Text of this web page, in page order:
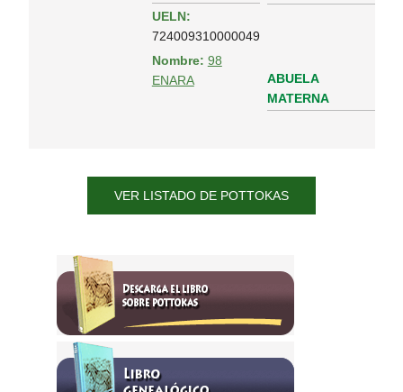
UELN:
724009310000049
Nombre: 98
ENARA
ABUELA
MATERNA
VER LISTADO DE POTTOKAS